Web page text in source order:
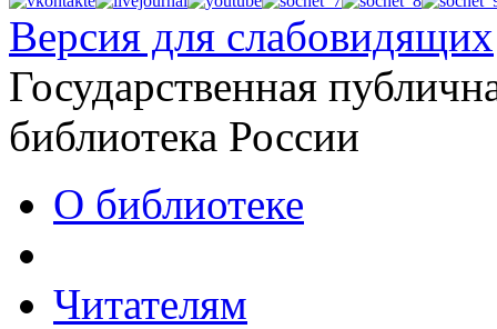
Версия для слабовидящих
Государственная
библиотека России
О библиотеке
Читателям